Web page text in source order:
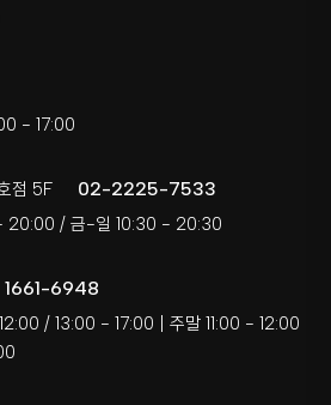
- 17:00
점 5F 02-2225-7533
20:00 / 금-일 10:30 - 20:30
1661-6948
/ 13:00 - 17:00 | 주말 11:00 - 12:00